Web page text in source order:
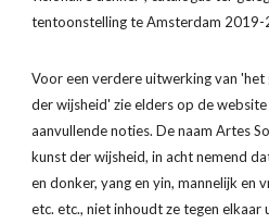
tentoonstelling te Amsterdam 2019-
Voor een verdere uitwerking van
der wijsheid' zie elders op de
aanvullende noties. De naam Artes
kunst der wijsheid, in acht nemend
en donker, yang en yin, mannelijk en
etc. etc., niet inhoudt ze tegen elkaar